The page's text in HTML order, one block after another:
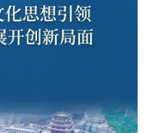
上海 江苏